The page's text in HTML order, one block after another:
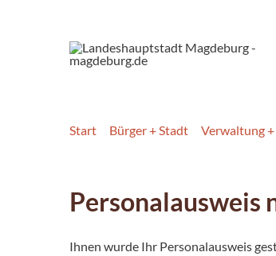
Start Bürger + Stadt Verwaltung +
Personalausweis
Ihnen wurde Ihr Personalausweis